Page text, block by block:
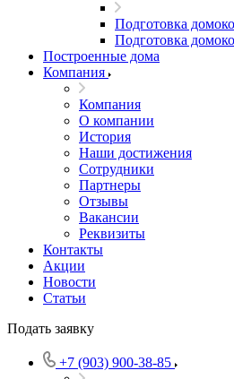
Подготовка
Подготовка
Построенные дома
Компания
Компания
О компании
История
Наши достижения
Сотрудники
Партнеры
Отзывы
Вакансии
Реквизиты
Контакты
Акции
Новости
Статьи
Подать заявку
+7 (903) 900-38-85